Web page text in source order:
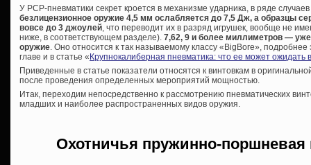
У PCP-пневматики секрет кроется в механизме ударника, в ряде
безлицензионное оружие 4,5 мм ослабляется до 7,5 Дж, а образцы
вовсе до 3 джоулей , что переводит их в разряд игрушек, вообще не
ниже, в соответствующем разделе). 7,62, 9 и более миллиметров —
оружие . Оно относится к так называемому классу «BigBore»,
главе и в статье «Крупнокалиберная пневматика: что ее может ожидать
Приведенные в статье показатели относятся к винтовкам в
после проведения определенных мероприятий мощностью.
Итак, переходим непосредственно к рассмотрению пневматических
младших и наиболее распространенных видов оружия.
Охотничья пружинно-